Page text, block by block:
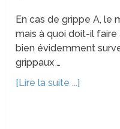
En cas de grippe A, le
mais à quoi doit-il
bien évidemment
grippaux …
[Lire la suite ...]